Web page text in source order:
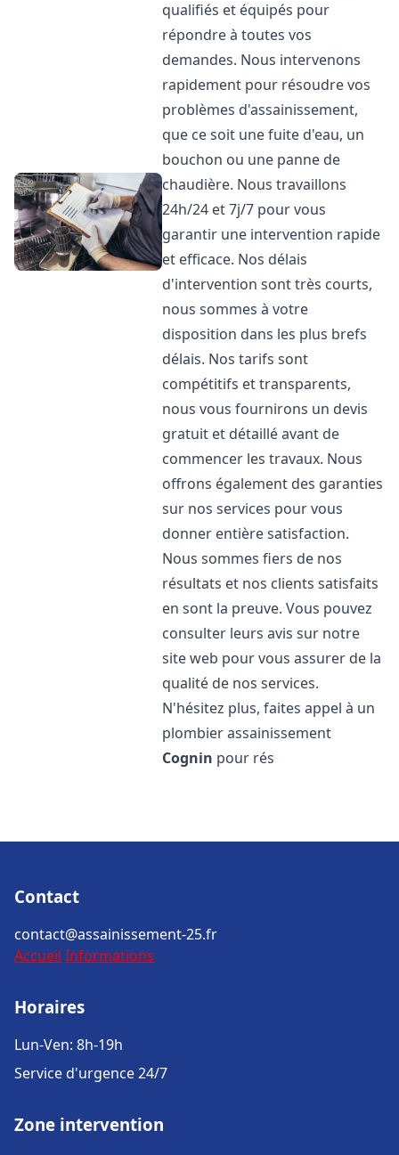
qualifiés et équipés pour
répondre à toutes vos
demandes. Nous intervenons
rapidement pour résoudre vos
problèmes d'assainissement,
que ce soit une fuite d'eau, un
bouchon ou une panne de
chaudière. Nous travaillons
24h/24 et 7j/7 pour vous
garantir une intervention rapide
et efficace. Nos délais
d'intervention sont très courts,
nous sommes à votre
disposition dans les plus brefs
délais. Nos tarifs sont
compétitifs et transparents,
nous vous fournirons un devis
gratuit et détaillé avant de
commencer les travaux. Nous
offrons également des garanties
sur nos services pour vous
donner entière satisfaction.
Nous sommes fiers de nos
résultats et nos clients satisfaits
en sont la preuve. Vous pouvez
consulter leurs avis sur notre
site web pour vous assurer de la
qualité de nos services.
N'hésitez plus, faites appel à un
plombier assainissement
Cognin pour rés
Contact
contact@assainissement-25.fr
Accueil Informations
Horaires
Lun-Ven: 8h-19h
Service d'urgence 24/7
Zone intervention